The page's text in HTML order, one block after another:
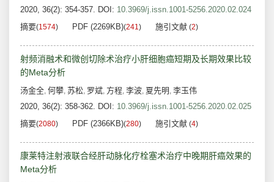
2020, 36(2): 354-357. DOI: 10.3969/j.issn.1001-5256.2020.02.024
摘要(1574) PDF (2269KB)(241) 施引文献 (2)
射频消融术和微创切除术治疗小肝细胞癌短期及长期效果比较
的Meta分析
汤金全, 何攀, 苏松, 罗斌, 方程, 李波, 夏先明 , 李玉伟
2020, 36(2): 358-362. DOI: 10.3969/j.issn.1001-5256.2020.02.025
摘要(2080) PDF (2366KB)(280) 施引文献 (4)
康莱特注射液联合经肝动脉化疗栓塞术治疗中晚期肝癌效果的
Meta分析